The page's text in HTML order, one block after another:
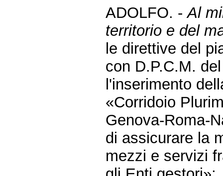
ADOLFO. -Al
territorio e del
le direttive del
con D.P.C.M.
l'inserimento
«Corridoio
Genova-Roma-
di assicurare la
mezzi e servizi